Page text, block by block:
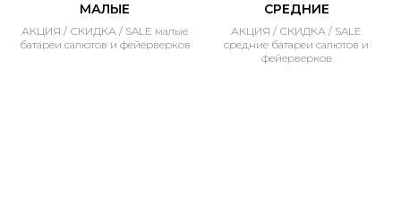
МАЛЫЕ
АКЦИЯ / СКИДКА / SALE малые
батареи салютов и фейерверков
СРЕДНИЕ
АКЦИЯ / СКИДКА / SALE
средние батареи салютов и
фейерверков